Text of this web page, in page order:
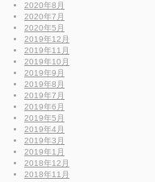
2020年8月
2020年7月
2020年5月
2019年12月
2019年11月
2019年10月
2019年9月
2019年8月
2019年7月
2019年6月
2019年5月
2019年4月
2019年3月
2019年1月
2018年12月
2018年11月